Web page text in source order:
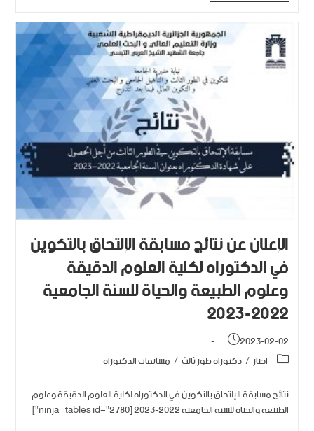
الإعلان عن نتائج مسابقة الإلتحاق بالتكوين
في الدكتوراه لكلية العلوم الدقيقة
وعلوم الطبيعة والحياة للسنة الجامعية
2022-2023
2023-02-02
اخبار/دكتوراه طور ثالث/ مسابقات الدكتوراه
نتائج مسابقة الإلتحاق بالتكوين في الدكتوراه لكلية العلوم الدقيقة وعلوم
الطبيعة والحياة للسنة الجامعية 2022-2023 [ninja_tables id="2780"]